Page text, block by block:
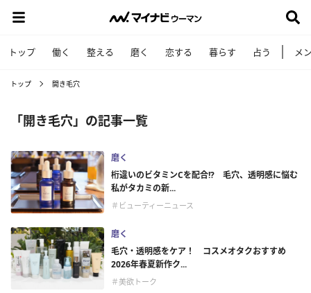
トップ 働く 整える 磨く 恋する 暮らす 占う メ
トップ 開き毛穴
「開き毛穴」の記事一覧
磨く
桁違いのビタミンCを配合!? 毛穴、透明感に悩む
私がタカミの新...
＃ビューティーニュース
磨く
毛穴・透明感をケア！ コスメオタクおすすめ
2026年春夏新作ク...
＃美欲トーク